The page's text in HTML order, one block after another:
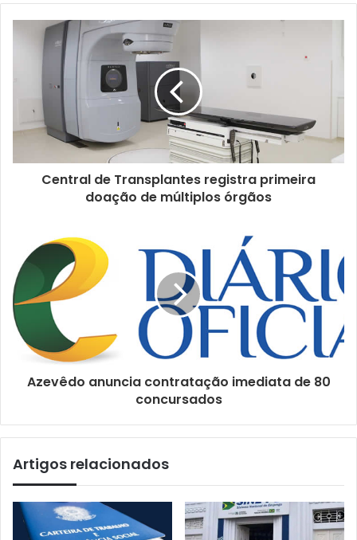
Central de Transplantes registra primeira
doação de múltiplos órgãos
Azevêdo anuncia contratação imediata de 80
concursados
Artigos relacionados